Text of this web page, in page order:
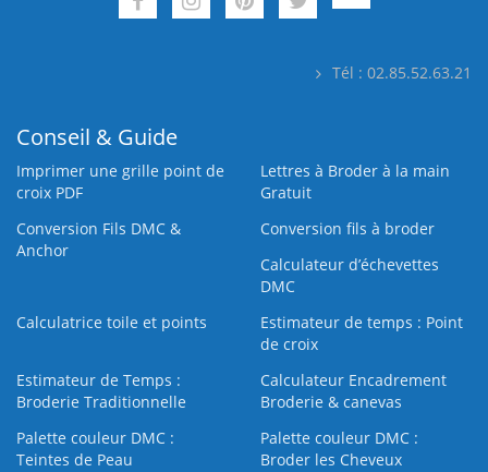
Tél : 02.85.52.63.21
Conseil & Guide
Imprimer une grille point de
croix PDF
Lettres à Broder à la main
Gratuit
Conversion Fils DMC &
Anchor
Conversion fils à broder
Calculateur d’échevettes
DMC
Calculatrice toile et points
Estimateur de temps : Point
de croix
Estimateur de Temps :
Broderie Traditionnelle
Calculateur Encadrement
Broderie & canevas
Palette couleur DMC :
Teintes de Peau
Palette couleur DMC :
Broder les Cheveux